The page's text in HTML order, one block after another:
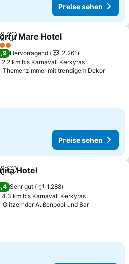
Preise sehen
Zu Favoriten hinzufügen
Mare Hotel
Hervorragend
2.261
2.2 km bis Karnavali Kerkyras
Themenzimmer mit trendigem Dekor
Preise sehen
Zu Favoriten hinzufügen
Hotel
Sehr gut
1.288
4.3 km bis Karnavali Kerkyras
Glitzernder Außenpool und Bar